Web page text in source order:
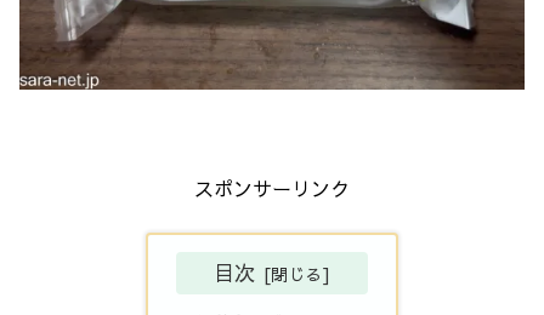
スポンサーリンク
目次